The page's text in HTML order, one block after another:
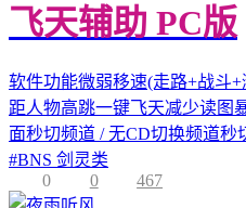
飞天辅助 PC版
软件功能微弱移速(走路+战斗
距人物高跳一键飞天减少读图
面秒切频道 / 无CD切换频道秒
#BNS 剑灵类
0
0 467